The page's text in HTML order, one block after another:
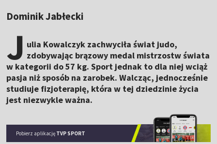
Dominik Jabłecki
J ulia Kowalczyk zachwyciła świat judo,
zdobywając brązowy medal mistrzostw świata
w kategorii do 57 kg. Sport jednak to dla niej wciąż
pasja niż sposób na zarobek. Walcząc, jednocześnie
studiuje fizjoterapię, która w tej dziedzinie życia
jest niezwykle ważna.
Pobierz aplikację TVP SPORT